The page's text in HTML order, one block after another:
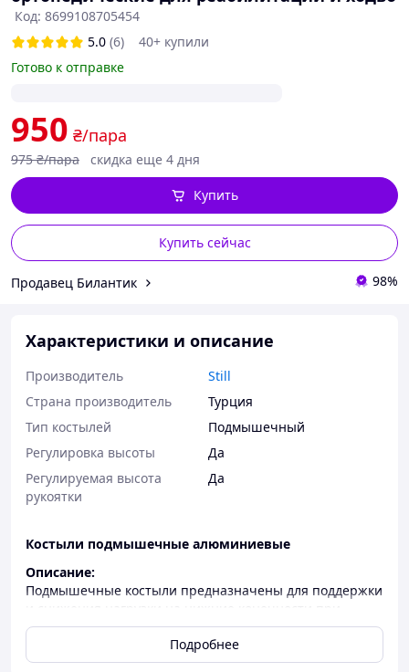
Код: 8699108705454
5.0 (6)
40+ купили
Готово к отправке
950 ₴/пара
975 ₴/пара скидка еще 4 дня
Купить сейчас
Купить
Продавец Билантик 98%
Характеристики и описание
Производитель
Still
Страна производитель
Турция
Тип костылей
Подмышечный
Регулировка высоты
Да
Регулируемая высота
рукоятки
Да
Костыли подмышечные алюминиевые
Описание:
Подмышечные костыли предназначены для поддержки
передвижении. Рекомендуются людям, проходящим
реабилитацию после травм или операций, а также
пациентам с частичной или полной потерей
Подробнее